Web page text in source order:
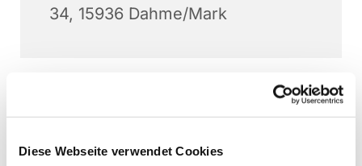
Diese Webseite verwendet Cookies
34, 15936 Dahme/Mark